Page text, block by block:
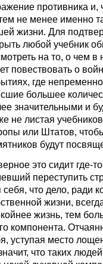
противника
не менее именно
жизни. Для
любой учебник
на то, о чем
повествовать о
где
большее
значительными и
не листая
или Штатов,
будут
это сидит где-
переступить
себя, что дело, ради
жизни,
жизнь, тем
компонента.
уступая место
что таких